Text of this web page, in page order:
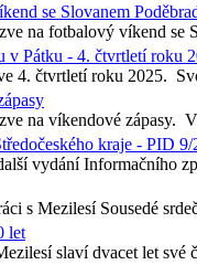
se Slovanem
na fotbalový víkend
v Pátku - 4. čtvrtletí roku
4. čtvrtletí roku 2025.
na víkendové zápasy.
kraje - PID 9/
vydání Informačního
s Mezilesí Sousedé
let
slaví dvacet let své